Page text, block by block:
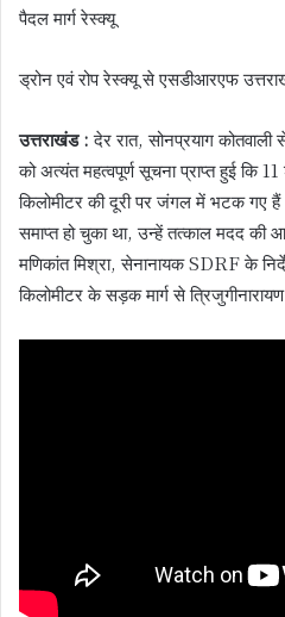
पैदल मार्ग रेस्क्यू
ड्रोन एवं रोप रेस्क्यू से एसडीआरएफ
उत्तराखंड :देर रात, सोनप्रयाग
को अत्यंत महत्वपूर्ण सूचना प्राप्त हुई कि
किलोमीटर की दूरी पर जंगल में भटक गए
समाप्त हो चुका था, उन्हें तत्काल मदद की
मणिकांत मिश्रा, सेनानायक SDRF के
किलोमीटर के सड़क मार्ग से